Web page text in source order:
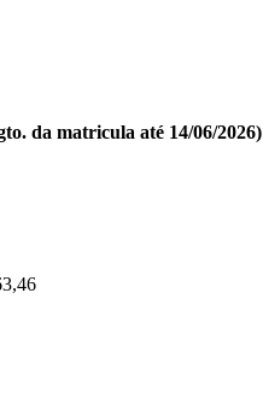
da matricula até 14/06/2026)